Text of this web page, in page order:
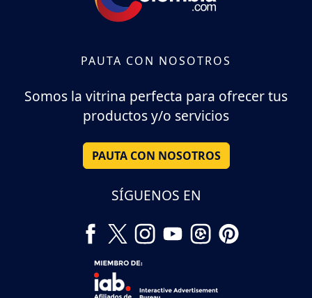
PAUTA CON NOSOTROS
Somos la vitrina perfecta para ofrecer tus
productos y/o servicios
PAUTA CON NOSOTROS
SÍGUENOS EN